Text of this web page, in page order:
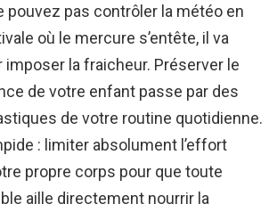
pouvez pas contrôler la météo en
où le mercure s’entête, il va
la fraicheur. Préserver le
de votre enfant passe par des
de votre routine quotidienne.
: limiter absolument l’effort
propre corps pour que toute
aille directement nourrir la